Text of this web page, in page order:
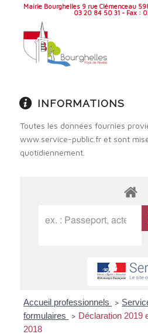
Mairie Bourghelles 9 rue Clémenceau
03 20 84 50 31 - Fax :
INFORMATIONS
Toutes les données fournies
www.service-public.fr et sont
quotidiennement.
Accueil professionnels >
formulaires
> Déclaration 2019
2018